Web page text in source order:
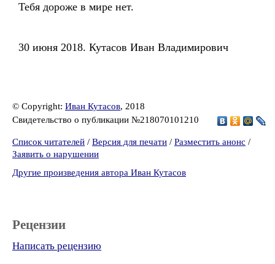
Тебя дороже в мире нет.
30 июня 2018. Кутасов Иван Владимирович
© Copyright: Иван Кутасов, 2018
Свидетельство о публикации №218070101210
Список читателей / Версия для печати / Разместить анонс /
Заявить о нарушении
Другие произведения автора Иван Кутасов
Рецензии
Написать рецензию